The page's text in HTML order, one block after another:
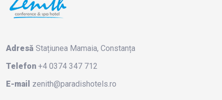
Adresă Stațiunea Mamaia, Constanța
Telefon +4 0374 347 712
E-mail zenith@paradishotels.ro